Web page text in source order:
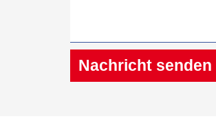
Nachricht senden